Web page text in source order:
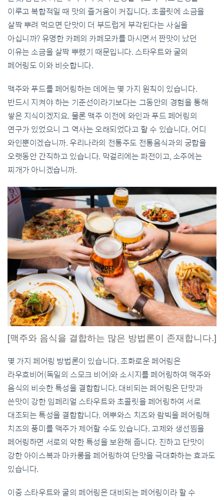
이루고 복합적일 때 맛의 즐거움이 커집니다. 초콜릿에 소금을
살짝 뿌려 먹으면 단맛이 더 부드럽게 부각된다는 사실을
아십니까? 유명한 카페의 카페모카를 마시면서 짠맛이 났던
이유는 소금을 살짝 뿌렸기 때문입니다. 스타우트와 굴의
페어링도 이와 비슷합니다.
맥주와 푸드를 페어링하는 데에는 몇 가지 원칙이 있습니다.
반드시 지켜야 하는 기준선이라기보다는 그동안의 경험을 통해
쌓은 지식이겠지요. 물론 맥주 이전에 와인과 푸드 페어링의
연구가 있었으니 그 역사는 오래되었다고 할 수 있습니다. 어디
와인뿐이겠습니까. 우리나라의 전통주도 전통음식과의 궁합을
오랫동안 간직하고 있습니다. 막걸리에는 파전이고, 소주에는
찌개가 아니겠습니까.
[맥주와 음식을 결합하는 많은 방법론이 존재합니다.]
몇 가지 페어링 방법론이 있습니다. 조화로운 페어링은
라우흐비어(독일의 스모크 비어)와 소시지를 페어링하여 맥주와
음식의 비슷한 특성을 결합합니다. 대비되는 페어링은 단맛과
쓴맛이 강한 임페리얼 스타우트와 초콜릿을 페어링하여 서로
대조되는 특성을 결합합니다. 에뿌와스 치즈와 람빅을 페어링해
치즈의 풍미를 맥주가 제어할 수도 있습니다. 고제와 생선찜을
페어링하면 서로의 약한 특성을 보완해 줍니다. 진하고 단맛이
강한 아이스복과 마카롱을 페어링하여 단맛을 극대화하는 효과도
있습니다.
이중 스타우트와 굴의 페어링은 대비되는 페어링이라 할 수